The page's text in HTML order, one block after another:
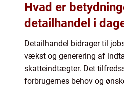
Hvad er
detailhandel i
Detailhandel bidrager til
vækst og generering af
skatteindtægter. Det
forbrugernes behov og